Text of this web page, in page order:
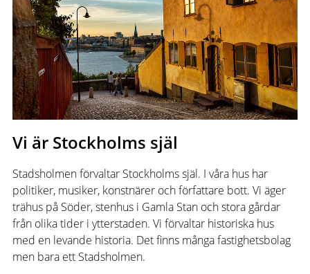
Vi är Stockholms själ
Stadsholmen förvaltar Stockholms själ. I våra hus har
politiker, musiker, konstnärer och författare bott. Vi äger
trähus på Söder, stenhus i Gamla Stan och stora gårdar
från olika tider i ytterstaden. Vi förvaltar historiska hus
med en levande historia. Det finns många fastighetsbolag
men bara ett Stadsholmen.